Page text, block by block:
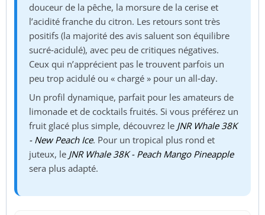
douceur de la pêche, la morsure de la cerise et
l’acidité franche du citron. Les retours sont très
positifs (la majorité des avis saluent son équilibre
sucré‑acidulé), avec peu de critiques négatives.
Ceux qui n’apprécient pas le trouvent parfois un
peu trop acidulé ou « chargé » pour un all‑day.
Un profil dynamique, parfait pour les amateurs de
limonade et de cocktails fruités. Si vous préférez un
fruit glacé plus simple, découvrez le JNR Whale 38K
- New Peach Ice. Pour un tropical plus rond et
juteux, le JNR Whale 38K - Peach Mango Pineapple
sera plus adapté.